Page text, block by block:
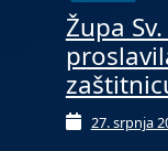
Župa
27. srpnja